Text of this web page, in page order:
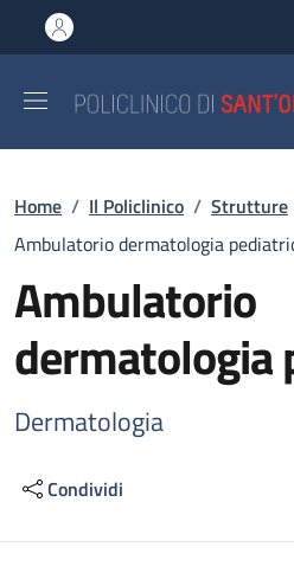
al contenuto principale
to footer content
Briciole di pane
Home / Il Policlinico / Strutture
Ambulatorio dermatologia
Ambulatorio
dermatologia
Dermatologia
Condividi